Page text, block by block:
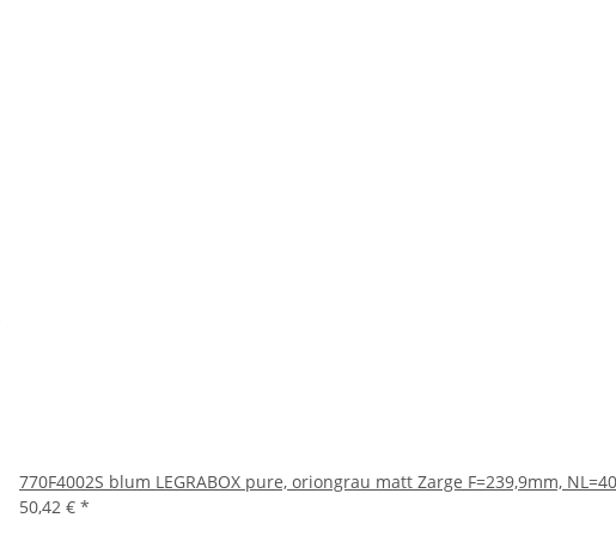
770F4002S blum LEGRABOX pure, oriongrau matt Zarge F=239,9mm,
50,42 € *